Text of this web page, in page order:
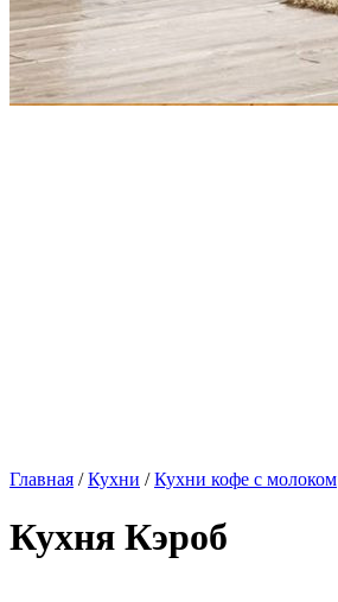
Главная /Кухни /Кухни кофе с молоком
Кухня Кэроб